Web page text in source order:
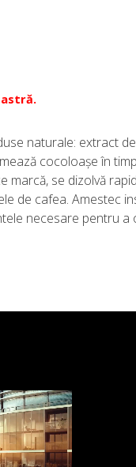
naturale: extract
cocoloașe în
marcă, se dizolvă
de cafea. Amestec
necesare pentru